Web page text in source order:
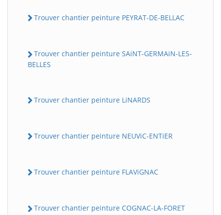
Trouver chantier peinture PEYRAT-DE-BELLAC
Trouver chantier peinture SAiNT-GERMAiN-LES-
BELLES
Trouver chantier peinture LiNARDS
Trouver chantier peinture NEUViC-ENTiER
Trouver chantier peinture FLAViGNAC
Trouver chantier peinture COGNAC-LA-FORET